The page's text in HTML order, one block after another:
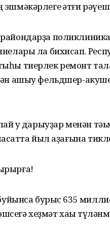
ҡәтғи
ла бихисап.
тиерлек ремонт
ашыу фельдшер-
уҡ дарыуҙар менән
йыл аҙағына
бурыс 635
хеҙмәт хаҡы